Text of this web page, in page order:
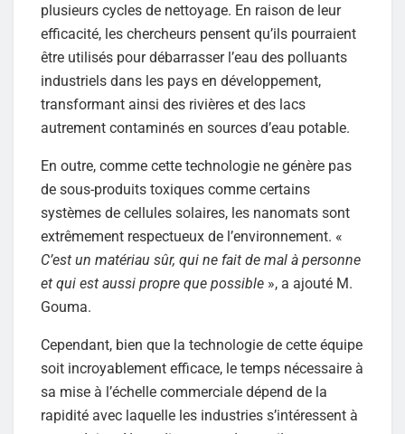
plusieurs cycles de nettoyage. En raison de leur
efficacité, les chercheurs pensent qu’ils pourraient
être utilisés pour débarrasser l’eau des polluants
industriels dans les pays en développement,
transformant ainsi des rivières et des lacs
autrement contaminés en sources d’eau potable.
En outre, comme cette technologie ne génère pas
de sous-produits toxiques comme certains
systèmes de cellules solaires, les nanomats sont
extrêmement respectueux de l’environnement. «
C’est un matériau sûr, qui ne fait de mal à personne
et qui est aussi propre que possible », a ajouté M.
Gouma.
Cependant, bien que la technologie de cette équipe
soit incroyablement efficace, le temps nécessaire à
sa mise à l’échelle commerciale dépend de la
rapidité avec laquelle les industries s’intéressent à